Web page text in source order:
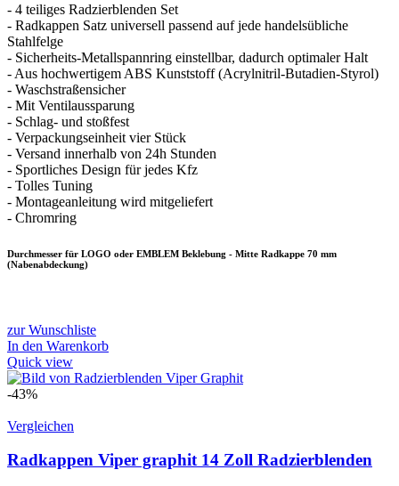
- 4 teiliges Radzierblenden Set
- Radkappen Satz universell passend auf jede handelsübliche
Stahlfelge
- Sicherheits-Metallspannring einstellbar, dadurch optimaler Halt
- Aus hochwertigem ABS Kunststoff (Acrylnitril-Butadien-Styrol)
- Waschstraßensicher
- Mit Ventilaussparung
- Schlag- und stoßfest
- Verpackungseinheit vier Stück
- Versand innerhalb von 24h Stunden
- Sportliches Design für jedes Kfz
- Tolles Tuning
- Montageanleitung wird mitgeliefert
- Chromring
Durchmesser für LOGO oder EMBLEM Beklebung - Mitte Radkappe 70 mm
(Nabenabdeckung)
zur Wunschliste
In den Warenkorb
Quick view
-43%
Vergleichen
Radkappen Viper graphit 14 Zoll Radzierblenden